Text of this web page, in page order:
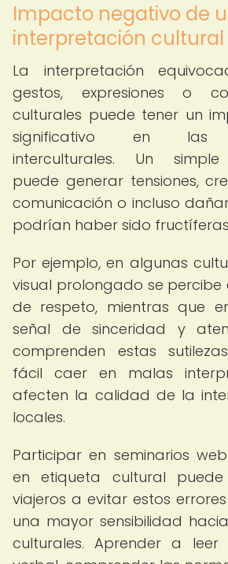
Impacto negativo de
interpretación cultural
La interpretación
gestos, expresiones o
culturales puede tener un
significativo en las
interculturales. Un simple
puede generar tensiones,
comunicación o incluso
podrían haber sido
Por ejemplo, en algunas
visual prolongado se
de respeto, mientras que
señal de sinceridad y
comprenden estas
fácil caer en malas
afecten la calidad de la
locales.
Participar en seminarios
en etiqueta cultural
viajeros a evitar estos
una mayor sensibilidad
culturales. Aprender a